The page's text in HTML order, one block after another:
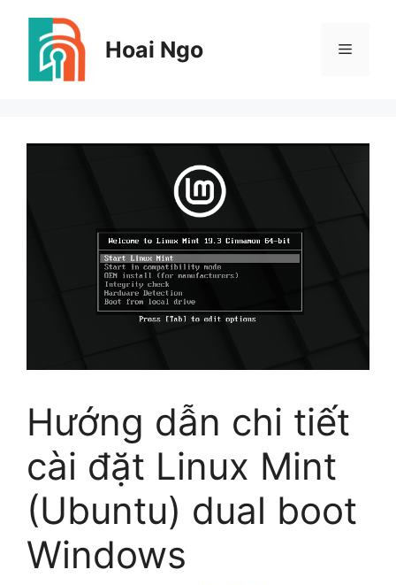
content
Hoai Ngo Menu
Hướng dẫn chi tiết
cài đặt Linux Mint
(Ubuntu) dual boot
Windows